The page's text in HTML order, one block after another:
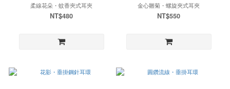
柔線花朵・蚊香夾式耳夾
NT$480
金心雛菊・螺旋夾式耳夾
NT$550